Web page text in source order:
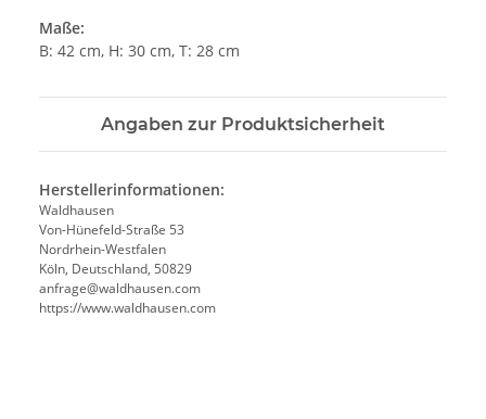
Maße:
B: 42 cm, H: 30 cm, T: 28 cm
Angaben zur Produktsicherheit
Herstellerinformationen:
Waldhausen
Von-Hünefeld-Straße 53
Nordrhein-Westfalen
Köln, Deutschland, 50829
anfrage@waldhausen.com
https://www.waldhausen.com